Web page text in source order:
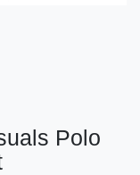
Polo